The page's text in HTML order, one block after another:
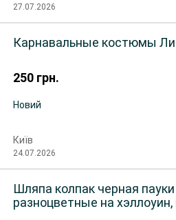
27.07.2026
250 грн.
Карнавальные костюмы
Новий
Київ
24.07.2026
Шляпа колпак черная
разноцветные на хэллоуин,